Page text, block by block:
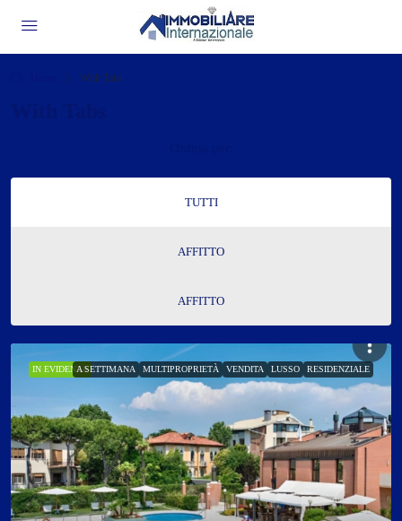
With Tabs
TUTTI
AFFITTO
AFFITTO
IN EVIDENZAA SETTIMANA MULTIPROPRIETÀ VENDITA LUSSO RESIDENZIALE